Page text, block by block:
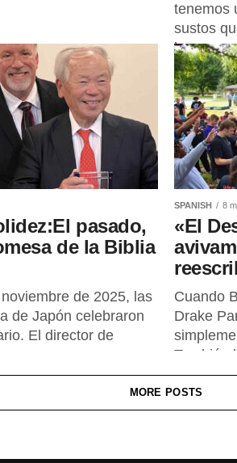
tenemos
sustos
han...
pasado,
de la Biblia
de 2025, las
de Japón celebraron
El director de
SPANISH 8
«El
Cuando
Drake
También
MORE POSTS